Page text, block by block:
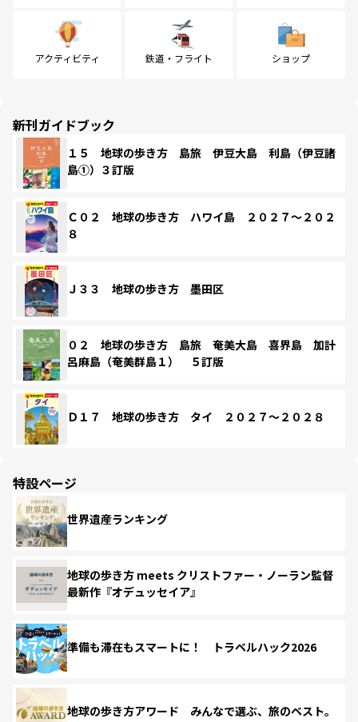
アクティビティ 鉄道・フライト ショップ
新刊ガイドブック
１５ 地球の歩き方 島旅 伊豆大島 利島（伊豆諸
島①）３訂版
Ｃ０２ 地球の歩き方 ハワイ島 ２０２７～２０２
８
Ｊ３３ 地球の歩き方 墨田区
０２ 地球の歩き方 島旅 奄美大島 喜界島 加計
呂麻島（奄美群島１） ５訂版
Ｄ１７ 地球の歩き方 タイ ２０２７～２０２８
特設ページ
世界遺産ランキング
地球の歩き方 meets クリストファー・ノーラン監督
最新作『オデュッセイア』
準備も滞在もスマートに！ トラベルハック2026
地球の歩き方アワード みんなで選ぶ、旅のベスト。